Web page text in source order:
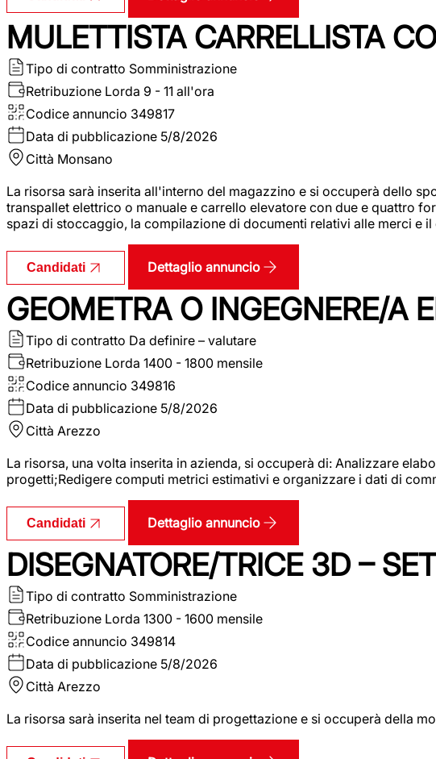
MULETTISTA CARRELLISTA
Tipo di contratto Somministrazione
Retribuzione Lorda 9 - 11 all'ora
Codice annuncio 349817
Data di pubblicazione 5/8/2026
Città Monsano
La risorsa sarà inserita all'interno del magazzino e si occuperà dello
transpallet elettrico o manuale e carrello elevatore con due e quattro
spazi di stoccaggio, la compilazione di documenti relativi alle merci e
Candidati Dettaglio annuncio
GEOMETRA O INGEGNERE/A
Tipo di contratto Da definire – valutare
Retribuzione Lorda 1400 - 1800 mensile
Codice annuncio 349816
Data di pubblicazione 5/8/2026
Città Arezzo
La risorsa, una volta inserita in azienda, si occuperà di: Analizzare
progetti;Redigere computi metrici estimativi e organizzare i dati di
Candidati Dettaglio annuncio
DISEGNATORE/TRICE 3D –
Tipo di contratto Somministrazione
Retribuzione Lorda 1300 - 1600 mensile
Codice annuncio 349814
Data di pubblicazione 5/8/2026
Città Arezzo
La risorsa sarà inserita nel team di progettazione e si occuperà della